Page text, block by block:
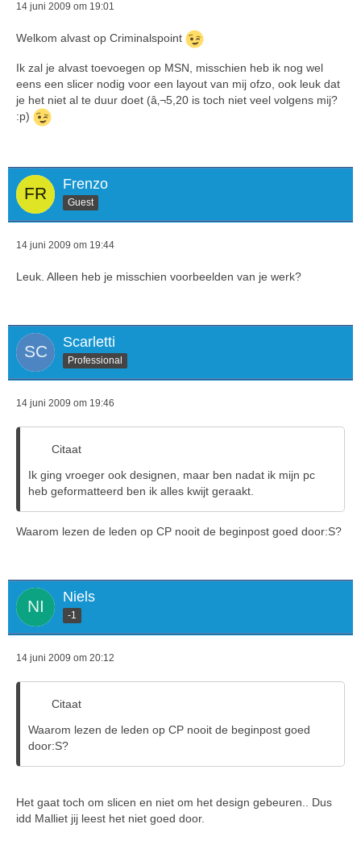
14 juni 2009 om 19:01
Welkom alvast op Criminalspoint
Ik zal je alvast toevoegen op MSN, misschien heb ik nog wel
eens een slicer nodig voor een layout van mij ofzo, ook leuk dat
je het niet al te duur doet (â‚¬5,20 is toch niet veel volgens mij?
:p)
Frenzo
Guest
14 juni 2009 om 19:44
Leuk. Alleen heb je misschien voorbeelden van je werk?
Scarletti
Professional
14 juni 2009 om 19:46
Citaat
Ik ging vroeger ook designen, maar ben nadat ik mijn pc
heb geformatteerd ben ik alles kwijt geraakt.
Waarom lezen de leden op CP nooit de beginpost goed door:S?
Niels
-1
14 juni 2009 om 20:12
Citaat
Waarom lezen de leden op CP nooit de beginpost goed
door:S?
Het gaat toch om slicen en niet om het design gebeuren.. Dus
idd Malliet jij leest het niet goed door.